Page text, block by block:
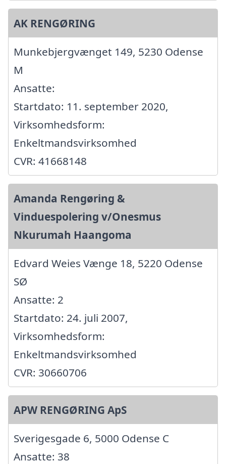
AK RENGØRING
Munkebjergvænget 149, 5230 Odense
M
Ansatte:
Startdato: 11. september 2020,
Virksomhedsform:
Enkeltmandsvirksomhed
CVR: 41668148
Amanda Rengøring &
Vinduespolering v/Onesmus
Nkurumah Haangoma
Edvard Weies Vænge 18, 5220 Odense
SØ
Ansatte: 2
Startdato: 24. juli 2007,
Virksomhedsform:
Enkeltmandsvirksomhed
CVR: 30660706
APW RENGØRING ApS
Sverigesgade 6, 5000 Odense C
Ansatte: 38